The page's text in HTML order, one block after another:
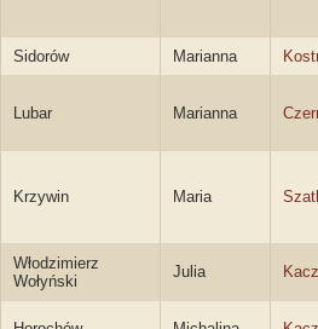
Sidorów Marianna
Lubar Marianna
Krzywin Maria
Włodzimierz
Wołyński
Julia